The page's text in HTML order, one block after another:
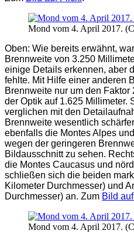
Mond vom 4. April 2017.
Oben: Wie bereits erwähnt,
Brennweite von 3.250
einige Details erkennen, aber
fehlte. Mit Hilfe einer anderen
Brennweite nur um den Faktor
der Optik auf 1.625 Millimeter.
verglichen mit den
Brennweite wesentlich
ebenfalls die Montes Alpes
wegen der geringeren
Bildausschnitt zu sehen.
die Montes Caucasus und
schließen sich die beiden
Kilometer Durchmesser) und
Durchmesser) an. Zum Bild
Mond vom 4. April 2017.